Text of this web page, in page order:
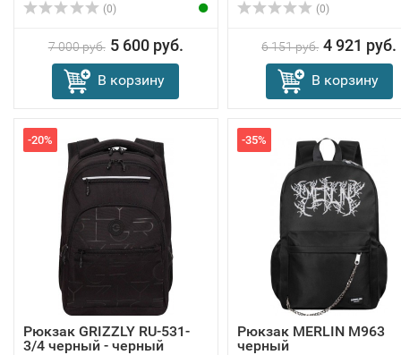
(0)
7 000 руб. 5 600 руб.
В корзину
(0)
6 151 руб. 4 921 руб.
В корзину
-20%
Рюкзак GRIZZLY RU-531-
3/4 черный - черный
-35%
Рюкзак MERLIN M963
черный